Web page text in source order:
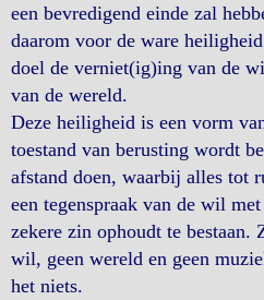
een bevredigend einde zal
daarom voor de ware
doel de verniet(ig)ing van de
van de wereld.
Deze heiligheid is een vorm
toestand van berusting wordt
afstand doen, waarbij alles tot
een tegenspraak van de wil
zekere zin ophoudt te bestaan.
wil, geen wereld en geen
het niets.